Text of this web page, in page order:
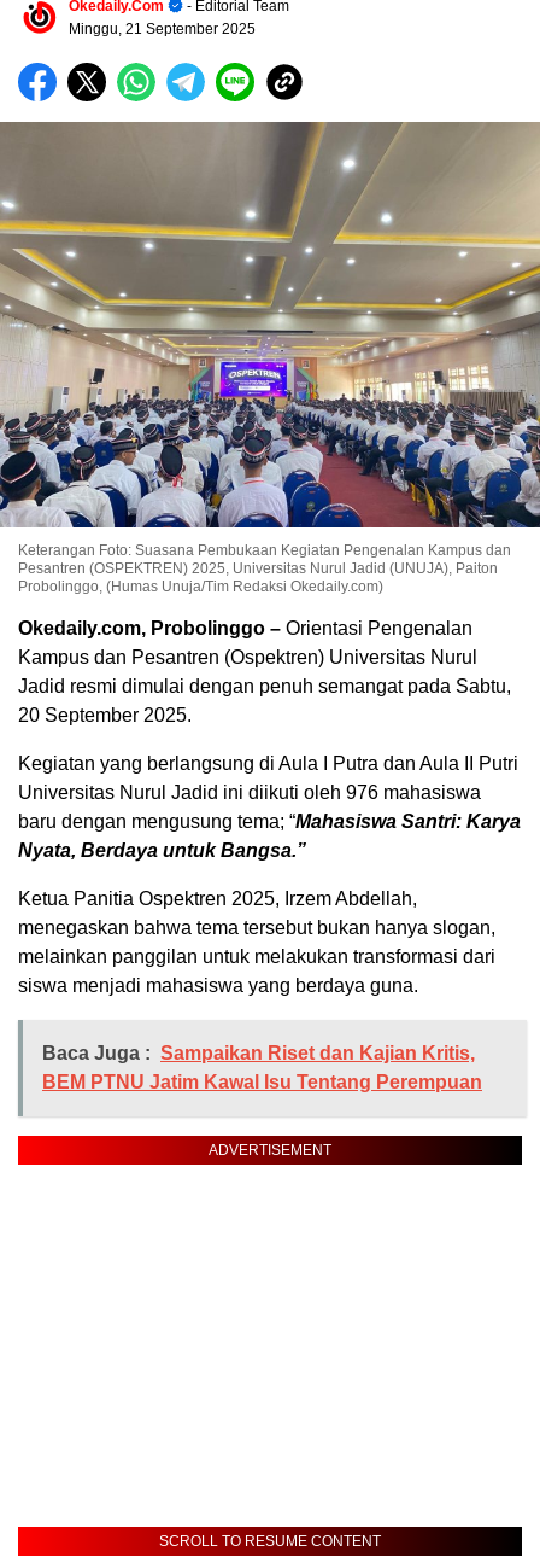
Okedaily.com
- Editorial Team
Minggu, 21 September 2025
Keterangan Foto: Suasana Pembukaan Kegiatan Pengenalan Kampus dan
Pesantren (OSPEKTREN) 2025, Universitas Nurul Jadid (UNUJA), Paiton
Probolinggo, (Humas Unuja/Tim Redaksi Okedaily.com)
Okedaily.com, Probolinggo – Orientasi Pengenalan
Kampus dan Pesantren (Ospektren) Universitas Nurul
Jadid resmi dimulai dengan penuh semangat pada Sabtu,
20 September 2025.
Kegiatan yang berlangsung di Aula I Putra dan Aula II Putri
Universitas Nurul Jadid ini diikuti oleh 976 mahasiswa
baru dengan mengusung tema; “Mahasiswa Santri: Karya
Nyata, Berdaya untuk Bangsa.”
Ketua Panitia Ospektren 2025, Irzem Abdellah,
menegaskan bahwa tema tersebut bukan hanya slogan,
melainkan panggilan untuk melakukan transformasi dari
siswa menjadi mahasiswa yang berdaya guna.
Baca Juga : Sampaikan Riset dan Kajian Kritis,
BEM PTNU Jatim Kawal Isu Tentang Perempuan
ADVERTISEMENT
SCROLL TO RESUME CONTENT